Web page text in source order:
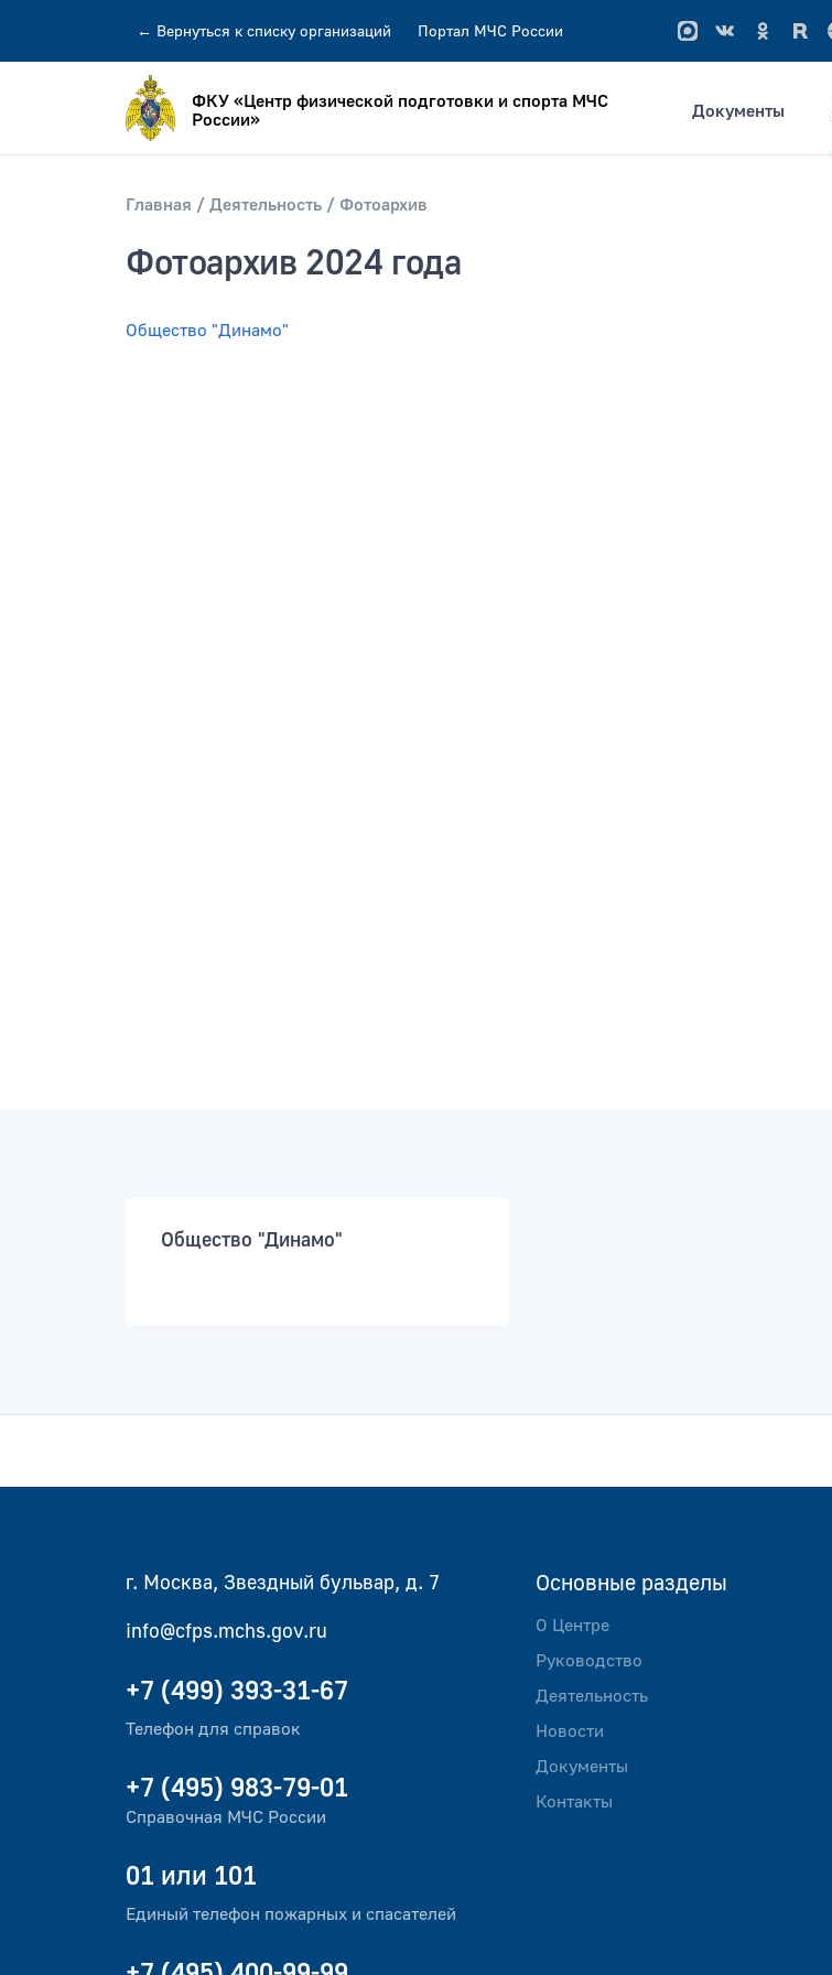
← Вернуться к списку организаций Портал МЧС России
Искать по: всей фразе отдельным словам
Публикация не ранее
ФКУ «Центр физической подготовки и спорта МЧС
России»
Документы
Главная Деятельность Фотоархив
Фотоархив 2024 года
Общество "Динамо"
Общество "Динамо"
г. Москва, Звездный бульвар, д. 7
info@cfps.mchs.gov.ru
+7 (499) 393-31-67
Телефон для справок
+7 (495) 983-79-01
Справочная МЧС России
01 или 101
Единый телефон пожарных и спасателей
Основные разделы
О Центре
Руководство
Деятельность
Новости
Документы
Контакты